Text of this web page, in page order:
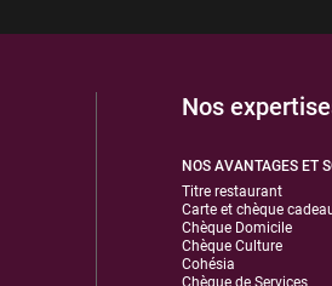
Nos
NOS AVANTAGES ET
Titre restaurant
Carte et chèque
Chèque Domicile
Chèque Culture
Cohésia
Chèque de Services